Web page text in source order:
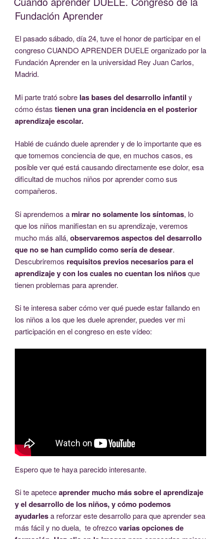
Fundación Aprender
El pasado sábado, día 24, tuve el honor de participar en el
congreso CUANDO APRENDER DUELE organizado por la
Fundación Aprender en la universidad Rey Juan Carlos,
Madrid.
Mi parte trató sobre las bases del desarrollo infantil y
cómo éstas tienen una gran incidencia en el posterior
aprendizaje escolar.
Hablé de cuándo duele aprender y de lo importante que es
que tomemos conciencia de que, en muchos casos, es
posible ver qué está causando directamente ese dolor, esa
dificultad de muchos niños por aprender como sus
compañeros.
Si aprendemos amirar no solamente los síntomas, lo
que los niños manifiestan en su aprendizaje, veremos
mucho más allá, observaremos aspectos del desarrollo
que no se han cumplido como sería de desear.
Descubriremos requisitos previos necesarios para el
aprendizaje y con los cuales no cuentan los niñosque
tienen problemas para aprender.
Si te interesa saber cómo ver qué puede estar fallando en
los niños a los que les duele aprender, puedes ver mi
participación en el congreso en este vídeo:
Espero que te haya parecido interesante.
Si te apeteceaprender mucho más sobre el aprendizaje
y el desarrollo de los niños, y cómo podemos
ayudarlesa reforzar este desarrollo para que aprender sea
más fácil y no duela, te ofrezcovarias opciones de